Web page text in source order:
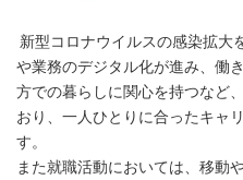
新型コロナウイルスの感染拡大
や業務のデジタル化が進み、働
方での暮らしに関心を持つなど
おり、一人ひとりに合ったキャ
す。
また就職活動においては、移動